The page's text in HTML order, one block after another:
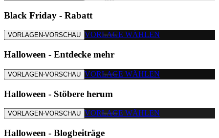
Black Friday - Rabatt
VORLAGEN-VORSCHAU VORLAGE WÄHLEN
Halloween - Entdecke mehr
VORLAGEN-VORSCHAU VORLAGE WÄHLEN
Halloween - Stöbere herum
VORLAGEN-VORSCHAU VORLAGE WÄHLEN
Halloween - Blogbeiträge